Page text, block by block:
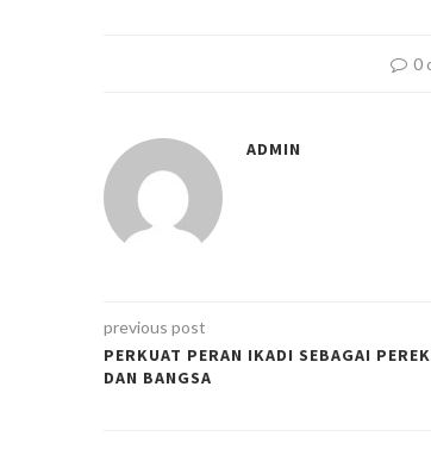
0
ADMIN
previous post
PERKUAT PERAN IKADI SEBAGAI
DAN BANGSA